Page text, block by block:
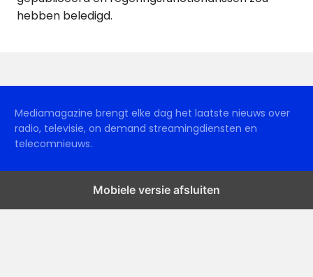
hebben beledigd.
Mediamagazine brengt elke dag het laatste nieuws over
radio, televisie, on demand streamingdiensten en
telecomnieuws.
Mobiele versie afsluiten